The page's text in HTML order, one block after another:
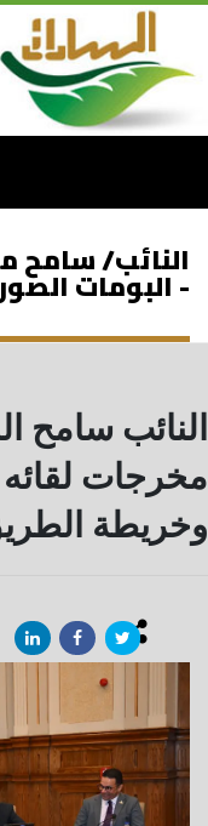
النائب/ سامح
- البومات
النائب سامح
مخرجات لقائه
وخريطة الطريق